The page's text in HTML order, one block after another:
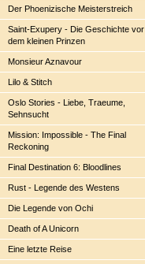
Der Phoenizische Meisterstreich
Saint-Exupery - Die Geschichte vor
dem kleinen Prinzen
Monsieur Aznavour
Lilo & Stitch
Oslo Stories - Liebe, Traeume,
Sehnsucht
Mission: Impossible - The Final
Reckoning
Final Destination 6: Bloodlines
Rust - Legende des Westens
Die Legende von Ochi
Death of A Unicorn
Eine letzte Reise